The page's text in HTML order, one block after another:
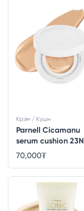
Parnell Cicamanu
serum cushion 23N
Крэм / Күшн
70,000₮